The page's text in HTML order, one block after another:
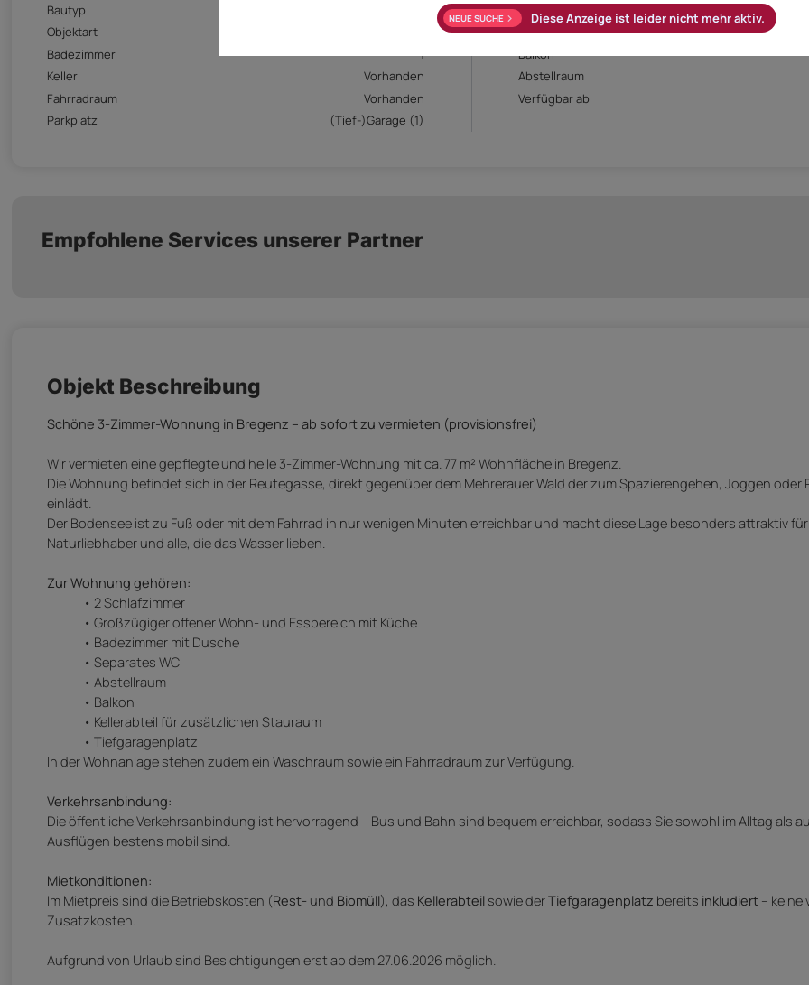
Bautyp
Baujahr
Objektart
Objekttyp
Badezimmer
1 Balkon
Keller
Vorhanden Abstellraum
Fahrradraum
Vorhanden Verfügbar ab
Parkplatz
(Tief-)Garage (1)
Empfohlene Services unserer Partner
Objekt Beschreibung
Schöne 3-Zimmer-Wohnung in Bregenz – ab sofort zu vermieten (provisionsfrei)
Wir vermieten eine gepflegte und helle 3-Zimmer-Wohnung mit ca. 77 m² Wohnfläche in Bregenz.
Die Wohnung befindet sich in der Reutegasse, direkt gegenüber dem Mehrerauer Wald der zum Spazierengehen, Joggen oder
einlädt.
Der Bodensee ist zu Fuß oder mit dem Fahrrad in nur wenigen Minuten erreichbar und macht diese Lage besonders attraktiv für
Naturliebhaber und alle, die das Wasser lieben.
Zur Wohnung gehören:
2 Schlafzimmer
Großzügiger offener Wohn- und Essbereich mit Küche
Badezimmer mit Dusche
Separates WC
Abstellraum
Balkon
Kellerabteil für zusätzlichen Stauraum
Tiefgaragenplatz
In der Wohnanlage stehen zudem ein Waschraum sowie ein Fahrradraum zur Verfügung.
Verkehrsanbindung:
Die öffentliche Verkehrsanbindung ist hervorragend – Bus und Bahn sind bequem erreichbar, sodass Sie sowohl im Alltag als
Ausflügen bestens mobil sind.
Mietkonditionen:
Im Mietpreis sind die Betriebskosten (Rest- und Biomüll), das Kellerabteil sowie derTiefgaragenplatz bereits inkludiert – keine
Zusatzkosten.
Aufgrund von Urlaub sind Besichtigungen erst ab dem 27.06.2026 möglich.
NEUE SUCHE Diese Anzeige ist leider nicht mehr aktiv.